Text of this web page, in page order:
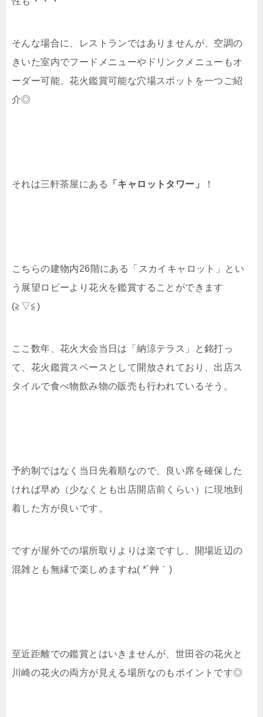
そんな場合に、レストランではありませんが、空調の
きいた室内でフードメニューやドリンクメニューもオ
ーダー可能、花火鑑賞可能な穴場スポットを一つご紹
介◎
それは三軒茶屋にある 「キャロットタワー」 ！
こちらの建物内26階にある「スカイキャロット」とい
う展望ロビーより花火を鑑賞することができます
(≧▽≦)
ここ数年、花火大会当日は「納涼テラス」と銘打っ
て、花火鑑賞スペースとして開放されており、出店ス
タイルで食べ物飲み物の販売も行われているそう。
予約制ではなく当日先着順なので、良い席を確保した
ければ早め（少なくとも出店開店前くらい）に現地到
着した方が良いです。
ですが屋外での場所取りよりは楽ですし、開場近辺の
混雑とも無縁で楽しめますね( *´艸｀)
至近距離での鑑賞とはいきませんが、世田谷の花火と
川崎の花火の両方が見える場所なのもポイントです◎